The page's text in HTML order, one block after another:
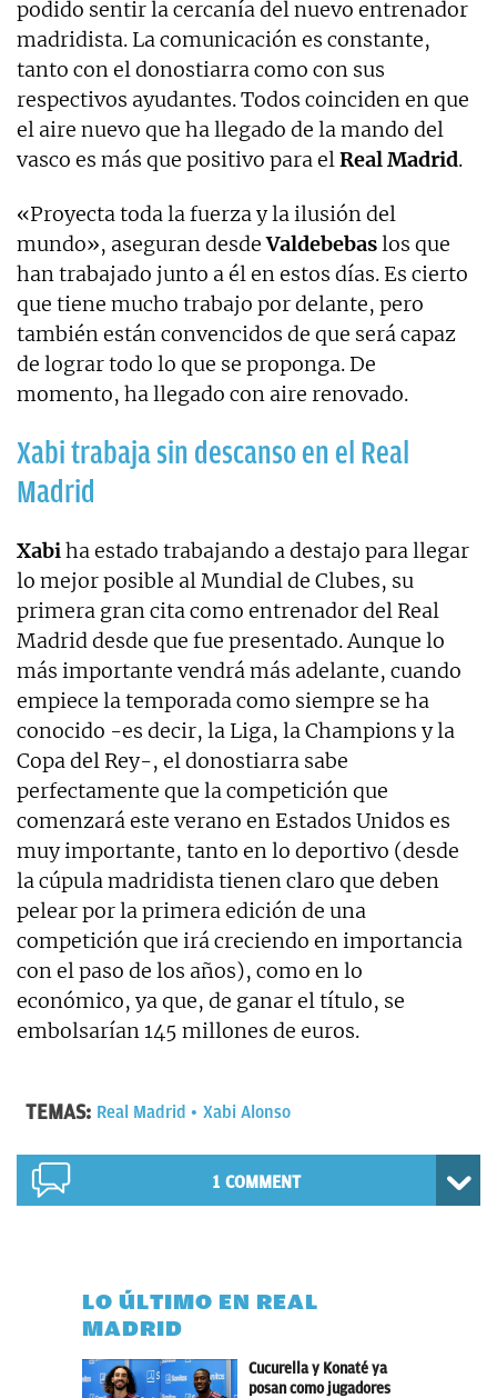
podido sentir la cercanía del nuevo entrenador
madridista. La comunicación es constante,
tanto con el donostiarra como con sus
respectivos ayudantes. Todos coinciden en que
el aire nuevo que ha llegado de la mando del
vasco es más que positivo para elReal Madrid.
«Proyecta toda la fuerza y la ilusión del
mundo», aseguran desdeValdebebaslos que
han trabajado junto a él en estos días. Es cierto
que tiene mucho trabajo por delante, pero
también están convencidos de que será capaz
de lograr todo lo que se proponga. De
momento, ha llegado con aire renovado.
Xabi trabaja sin descanso en el Real
Madrid
Xabiha estado trabajando a destajo para llegar
lo mejor posible al Mundial de Clubes, su
primera gran cita como entrenador del Real
Madrid desde que fue presentado. Aunque lo
más importante vendrá más adelante, cuando
empiece la temporada como siempre se ha
conocido -es decir, la Liga, la Champions y la
Copa del Rey-, el donostiarra sabe
perfectamente que la competición que
comenzará este verano en Estados Unidos es
muy importante, tanto en lo deportivo (desde
la cúpula madridista tienen claro que deben
pelear por la primera edición de una
competición que irá creciendo en importancia
con el paso de los años), como en lo
económico, ya que, de ganar el título, se
embolsarían 145 millones de euros.
TEMAS: Real Madrid Xabi Alonso
1 COMMENT
LO ÚLTIMO EN REAL
MADRID
Cucurella y Konaté ya
posan como jugadores